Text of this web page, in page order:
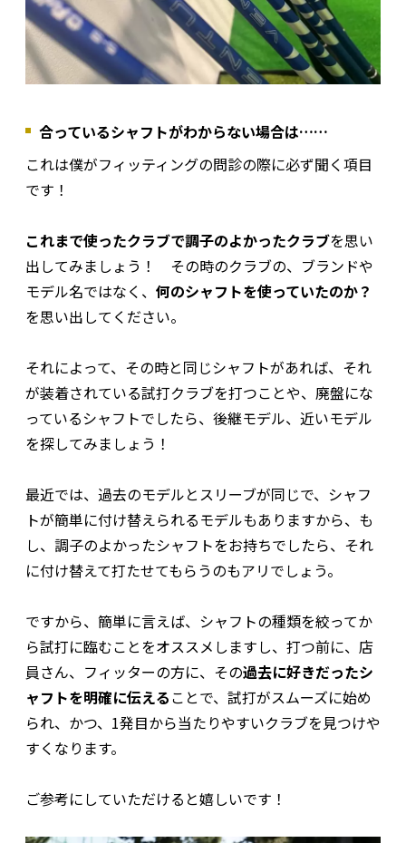
合っているシャフトがわからない場合は……
これは僕がフィッティングの問診の際に必ず聞く項目
です！
これまで使ったクラブで調子のよかったクラブを思い
出してみましょう！ その時のクラブの、ブランドや
モデル名ではなく、 何のシャフトを使っていたのか？
を思い出してください。
それによって、その時と同じシャフトがあれば、それ
が装着されている試打クラブを打つことや、廃盤にな
っているシャフトでしたら、後継モデル、近いモデル
を探してみましょう！
最近では、過去のモデルとスリーブが同じで、シャフ
トが簡単に付け替えられるモデルもありますから、も
し、調子のよかったシャフトをお持ちでしたら、それ
に付け替えて打たせてもらうのもアリでしょう。
ですから、簡単に言えば、シャフトの種類を絞ってか
ら試打に臨むことをオススメしますし、打つ前に、店
員さん、フィッターの方に、その過去に好きだったシ
ャフトを明確に伝えることで、試打がスムーズに始め
られ、かつ、1発目から当たりやすいクラブを見つけや
すくなります。
ご参考にしていただけると嬉しいです！